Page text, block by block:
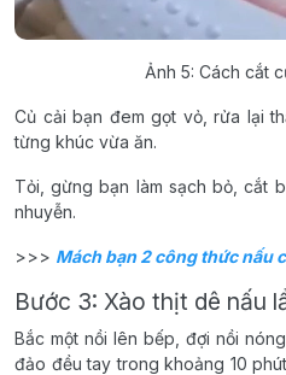
Ảnh 5: Cách cắt
Củ cải bạn đem gọt vỏ, rửa lại
từng khúc vừa ăn.
Tỏi, gừng bạn làm sạch bỏ, cắt
nhuyễn.
>>> Mách bạn 2 công thức nấu
Bước 3: Xào thịt dê nấu
Bắc một nồi lên bếp, đợi nồi
đảo đều tay trong khoảng 10